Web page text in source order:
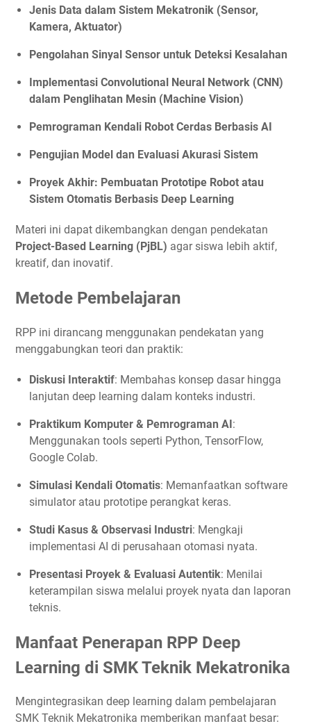
Jenis Data dalam Sistem Mekatronik (Sensor,
Kamera, Aktuator)
Pengolahan Sinyal Sensor untuk Deteksi Kesalahan
Implementasi Convolutional Neural Network (CNN)
dalam Penglihatan Mesin (Machine Vision)
Pemrograman Kendali Robot Cerdas Berbasis AI
Pengujian Model dan Evaluasi Akurasi Sistem
Proyek Akhir: Pembuatan Prototipe Robot atau
Sistem Otomatis Berbasis Deep Learning
Materi ini dapat dikembangkan dengan pendekatan
Project-Based Learning (PjBL) agar siswa lebih aktif,
kreatif, dan inovatif.
Metode Pembelajaran
RPP ini dirancang menggunakan pendekatan yang
menggabungkan teori dan praktik:
Diskusi Interaktif: Membahas konsep dasar hingga
lanjutan deep learning dalam konteks industri.
Praktikum Komputer & Pemrograman AI:
Menggunakan tools seperti Python, TensorFlow,
Google Colab.
Simulasi Kendali Otomatis: Memanfaatkan software
simulator atau prototipe perangkat keras.
Studi Kasus & Observasi Industri: Mengkaji
implementasi AI di perusahaan otomasi nyata.
Presentasi Proyek & Evaluasi Autentik: Menilai
keterampilan siswa melalui proyek nyata dan laporan
teknis.
Manfaat Penerapan RPP Deep
Learning di SMK Teknik Mekatronika
Mengintegrasikan deep learning dalam pembelajaran
SMK Teknik Mekatronika memberikan manfaat besar: